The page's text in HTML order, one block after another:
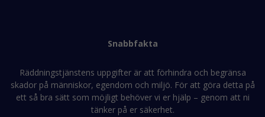
Snabbfakta
Räddningstjänstens uppgifter är att förhindra och begränsa
skador på människor, egendom och miljö. För att göra detta på
ett så bra sätt som möjligt behöver vi er hjälp – genom att ni
tänker på er säkerhet.